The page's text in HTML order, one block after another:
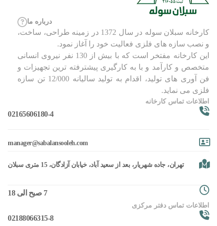
درباره ما
کارخانه سبلان سوله در سال 1372 در زمینه طراحی، ساخت،
و نصب سازه های فلزی فعالیت خود را آغاز نمود.
این کارخانه مفتخر است که با بیش از 130 نفر نیروی انسانی
متخصص و کارآمد و با به کارگیری پیشترفته ترین تجهیزات و
فن آوری های تولید، اقدام به تولید سالیانه 12/000 تن سازه
فلزی می نماید.
اطلاعات تماس کارخانه
02165606180-4
moc.heloosnalabas@reganam
تهران، جاده شهریار، بعد از سعید آباد، خیابان آزادگان، 15 متری سبلان
7 صبح الی 18
اطلاعات تماس دفتر مرکزی
02188066315-8